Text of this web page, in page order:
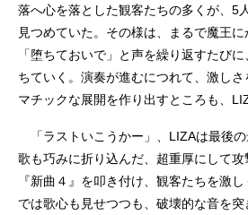
落へ心を落とした観客たちの多くが、5
見つめていた。その様は、まるで魔王に
「堕ちておいで」と声を繰り返すたび
ちていく。演奏が進むにつれて、激し
マチックな展開を作り出すところも、
「ラストいこうかー」、LIZAは最後
歌も巧みに折り込んだ、超重厚にして
『新曲４』を叩き付け、観客たちを激
では歌心も見せつつも、破壊的な音を